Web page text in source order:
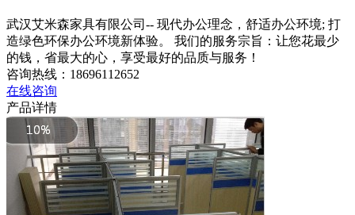
武汉艾米森家具有限公司-- 现代办公理念，舒适办公环境; 打
造绿色环保办公环境新体验。 我们的服务宗旨：让您花最少
的钱，省最大的心，享受最好的品质与服务！
咨询热线： 18696112652
在线咨询
产品详情